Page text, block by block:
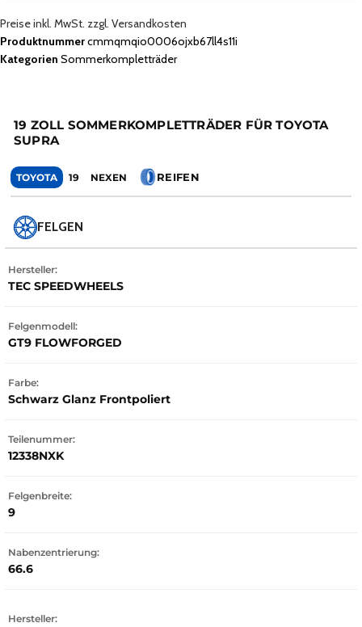
Preise inkl. MwSt. zzgl. Versandkosten
Produktnummercmmqmqio0006ojxb67ll4s11i
Kategorien Sommerkompletträder
19 ZOLL SOMMERKOMPLETTRÄDER FÜR TOYOTA
SUPRA
TOYOTA 19 NEXEN REIFEN
FELGEN
Hersteller:
TEC SPEEDWHEELS
Felgenmodell:
GT9 FLOWFORGED
Farbe:
Schwarz Glanz Frontpoliert
Teilenummer:
12338NXK
Felgenbreite:
9
Nabenzentrierung:
66.6
Hersteller: